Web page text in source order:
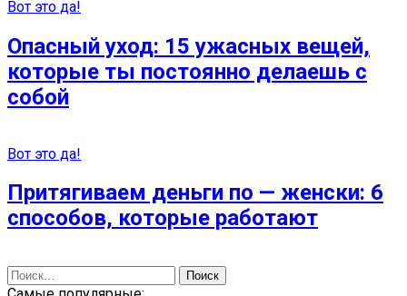
Вот это да!
Опасный уход: 15 ужасных вещей,
которые ты постоянно делаешь с
собой
Вот это да!
Притягиваем деньги по — женски: 6
способов, которые работают
Найти: